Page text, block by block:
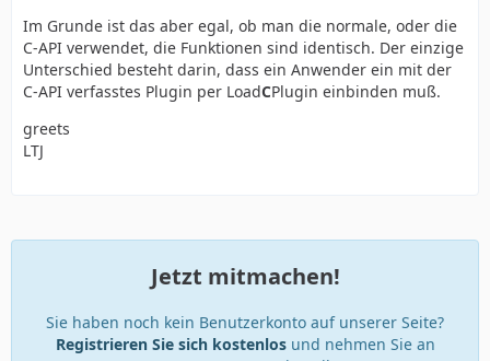
Im Grunde ist das aber egal, ob man die normale, oder die
C-API verwendet, die Funktionen sind identisch. Der einzige
Unterschied besteht darin, dass ein Anwender ein mit der
C-API verfasstes Plugin per LoadCPlugin einbinden muß.
greets
LTJ
Jetzt mitmachen!
Sie haben noch kein Benutzerkonto auf unserer Seite?
Registrieren Sie sich kostenlosund nehmen Sie an